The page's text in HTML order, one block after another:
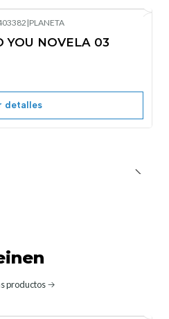
|PLANETA
YOU NOVELA 03
detalles
productos